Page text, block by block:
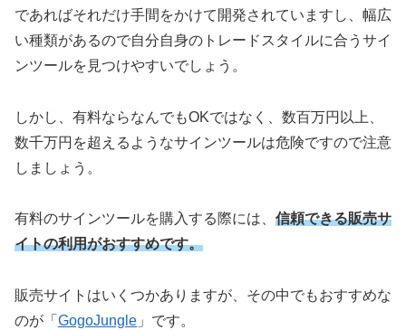
であればそれだけ手間をかけて開発されていますし、幅広
い種類があるので自分自身のトレードスタイルに合うサイ
ンツールを見つけやすいでしょう。
しかし、有料ならなんでもOKではなく、数百万円以上、
数千万円を超えるようなサインツールは危険ですので注意
しましょう。
有料のサインツールを購入する際には、 信頼できる販売サ
イトの利用がおすすめです。
販売サイトはいくつかありますが、その中でもおすすめな
のが「 GogoJungle 」です。